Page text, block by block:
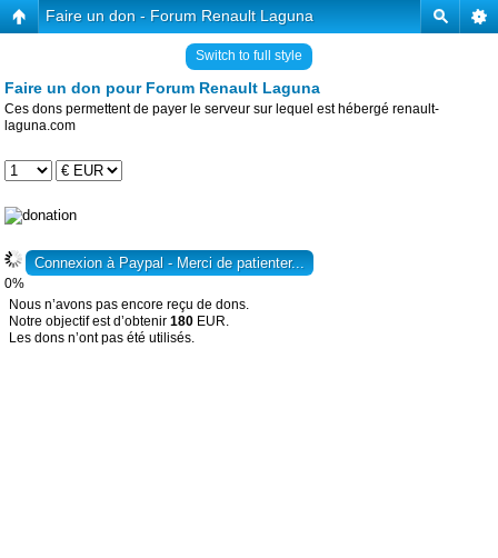
Faire un don - Forum Renault Laguna
Switch to full style
Faire un don pour Forum Renault Laguna
Ces dons permettent de payer le serveur sur lequel est hébergé renault-
laguna.com
0%
Nous n’avons pas encore reçu de dons.
Notre objectif est d’obtenir 180 EUR.
Les dons n’ont pas été utilisés.